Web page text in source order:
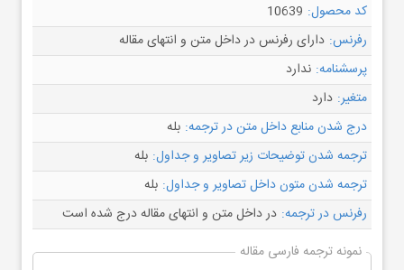
کد محصول: 10639
رفرنس: دارای رفرنس در داخل متن و انتهای مقاله
پرسشنامه: ندارد
متغیر: دارد
درج شدن منابع داخل متن در ترجمه: بله
ترجمه شدن توضیحات زیر تصاویر و جداول: بله
ترجمه شدن متون داخل تصاویر و جداول: بله
رفرنس در ترجمه: در داخل متن و انتهای مقاله درج شده است
نمونه ترجمه فارسی مقاله